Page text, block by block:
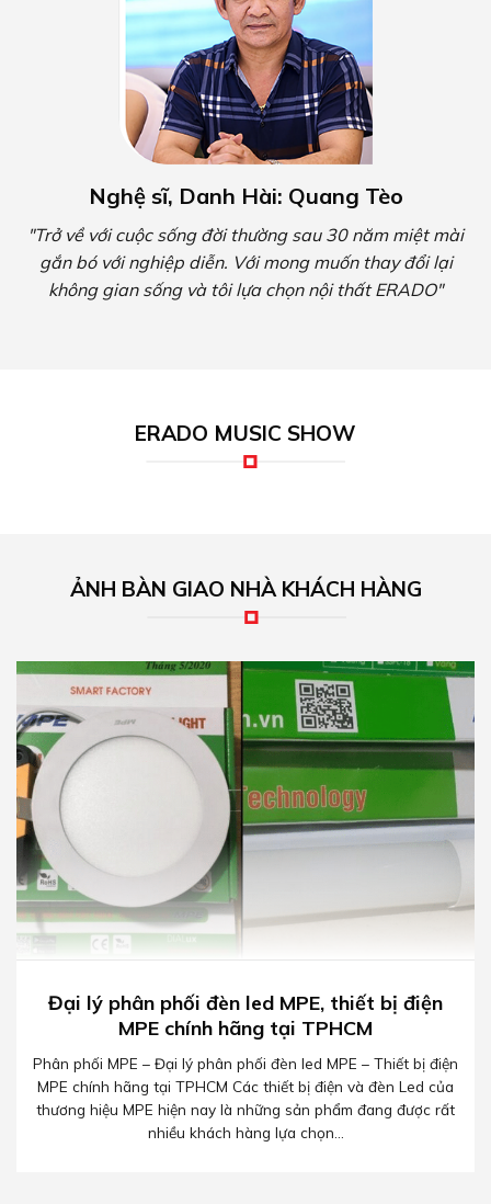
Nghệ sĩ, Danh Hài: Quang Tèo
"Trở về với cuộc sống đời thường sau 30 năm miệt mài
gắn bó với nghiệp diễn. Với mong muốn thay đổi lại
không gian sống và tôi lựa chọn nội thất ERADO"
ERADO MUSIC SHOW
ẢNH BÀN GIAO NHÀ KHÁCH HÀNG
Đại lý phân phối đèn led MPE, thiết bị điện
MPE chính hãng tại TPHCM
Phân phối MPE – Đại lý phân phối đèn led MPE – Thiết bị điện
MPE chính hãng tại TPHCM Các thiết bị điện và đèn Led của
thương hiệu MPE hiện nay là những sản phẩm đang được rất
nhiều khách hàng lựa chọn...